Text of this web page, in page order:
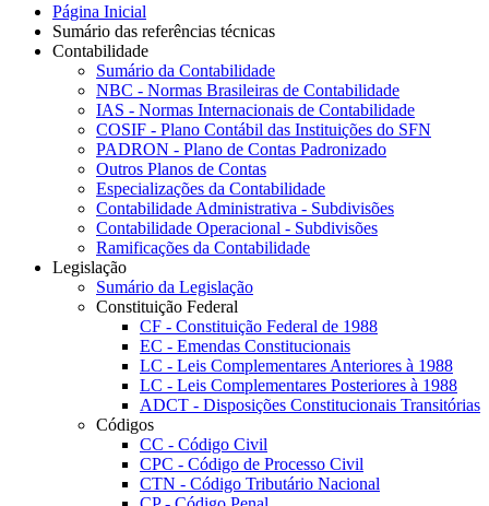
Página Inicial
Sumário das referências técnicas
Contabilidade
Sumário da Contabilidade
NBC - Normas Brasileiras de Contabilidade
IAS - Normas Internacionais de Contabilidade
COSIF - Plano Contábil das Instituições do SFN
PADRON - Plano de Contas Padronizado
Outros Planos de Contas
Especializações da Contabilidade
Contabilidade Administrativa - Subdivisões
Contabilidade Operacional - Subdivisões
Ramificações da Contabilidade
Legislação
Sumário da Legislação
Constituição Federal
CF - Constituição Federal de 1988
EC - Emendas Constitucionais
LC - Leis Complementares Anteriores à 1988
LC - Leis Complementares Posteriores à 1988
ADCT - Disposições Constitucionais Transitórias
Códigos
CC - Código Civil
CPC - Código de Processo Civil
CTN - Código Tributário Nacional